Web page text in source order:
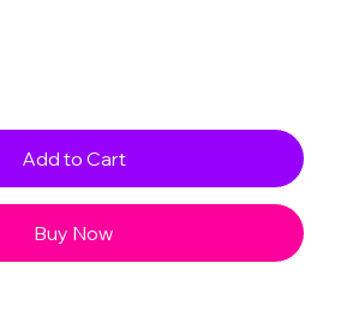
Add to Cart
Buy Now